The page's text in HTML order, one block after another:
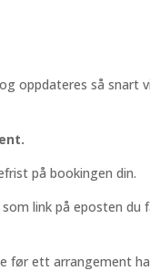
oppdateres så snart
på bookingen din.
link på eposten du
før ett arrangement